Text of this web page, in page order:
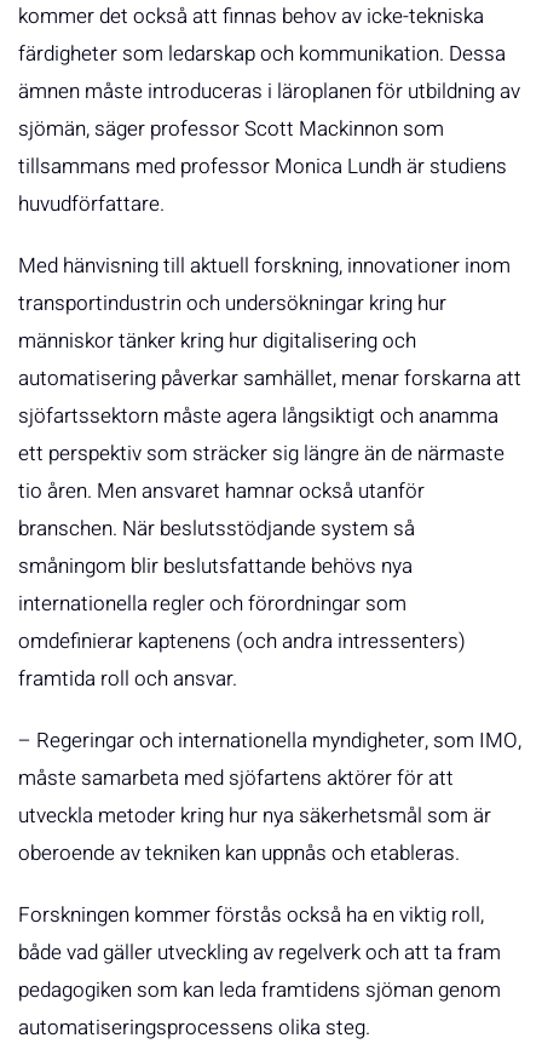
kommer det också att finnas behov av icke-tekniska
färdigheter som ledarskap och kommunikation. Dessa
ämnen måste introduceras i läroplanen för utbildning av
sjömän, säger professor Scott Mackinnon som
tillsammans med professor Monica Lundh är studiens
huvudförfattare.
Med hänvisning till aktuell forskning, innovationer inom
transportindustrin och undersökningar kring hur
människor tänker kring hur digitalisering och
automatisering påverkar samhället, menar forskarna att
sjöfartssektorn måste agera långsiktigt och anamma
ett perspektiv som sträcker sig längre än de närmaste
tio åren. Men ansvaret hamnar också utanför
branschen. När beslutsstödjande system så
småningom blir beslutsfattande behövs nya
internationella regler och förordningar som
omdefinierar kaptenens (och andra intressenters)
framtida roll och ansvar.
– Regeringar och internationella myndigheter, som IMO,
måste samarbeta med sjöfartens aktörer för att
utveckla metoder kring hur nya säkerhetsmål som är
oberoende av tekniken kan uppnås och etableras.
Forskningen kommer förstås också ha en viktig roll,
både vad gäller utveckling av regelverk och att ta fram
pedagogiken som kan leda framtidens sjöman genom
automatiseringsprocessens olika steg.